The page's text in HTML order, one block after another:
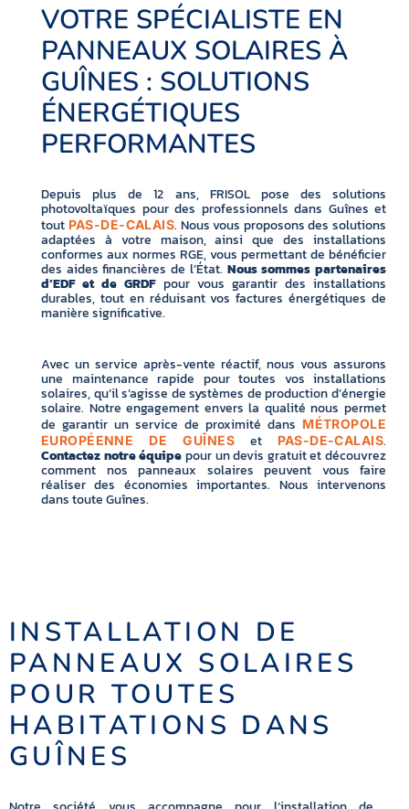
VOTRE SPÉCIALISTE EN
PANNEAUX SOLAIRES À
GUÎNES : SOLUTIONS
ÉNERGÉTIQUES
PERFORMANTES
Depuis plus de 12 ans, FRISOL pose des solutions
photovoltaïques pour des professionnels dans Guînes et
tout PAS-DE-CALAIS. Nous vous proposons des solutions
adaptées à votre maison, ainsi que des installations
conformes aux normes RGE, vous permettant de bénéficier
des aides financières de l’État. Nous sommes partenaires
d’EDF et de GRDFpour vous garantir des installations
durables, tout en réduisant vos factures énergétiques de
manière significative.
Avec un service après-vente réactif, nous vous assurons
une maintenance rapide pour toutes vos installations
solaires, qu’il s’agisse de systèmes de production d’énergie
solaire. Notre engagement envers la qualité nous permet
de garantir un service de proximité dans MÉTROPOLE
EUROPÉENNE DE GUÎNESet PAS-DE-CALAIS.
Contactez notre équipepour un devis gratuit et découvrez
comment nos panneaux solaires peuvent vous faire
réaliser des économies importantes. Nous intervenons
dans toute Guînes.
INSTALLATION DE
PANNEAUX SOLAIRES
POUR TOUTES
HABITATIONS DANS
GUÎNES